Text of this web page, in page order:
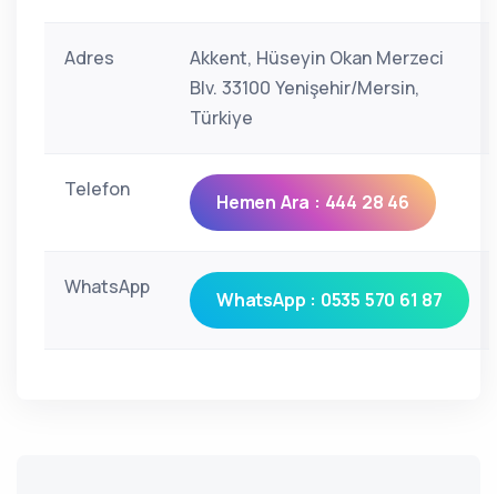
Adres
Akkent, Hüseyin Okan Merzeci
Blv. 33100 Yenişehir/Mersin,
Türkiye
Telefon
Hemen Ara : 444 28 46
WhatsApp
WhatsApp : 0535 570 61 87